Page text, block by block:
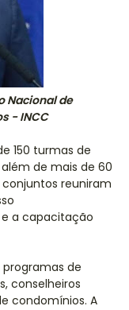
Nacional de
- INCC
150 turmas de
de mais de 60
reuniram
a capacitação
de
conselheiros
condomínios. A